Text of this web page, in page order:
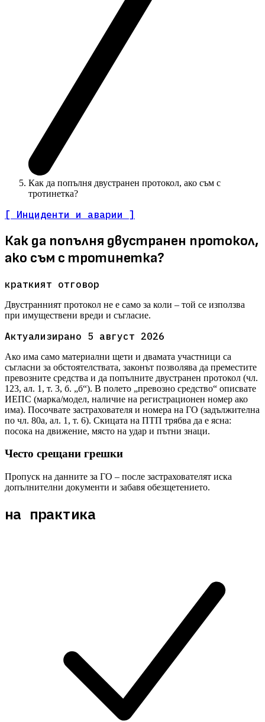
Как да попълня двустранен протокол, ако съм с
тротинетка?
[ Инциденти и аварии ]
Как да попълня двустранен протокол,
ако съм с тротинетка?
краткият отговор
Двустранният протокол не е само за коли – той се използва
при имуществени вреди и съгласие.
Актуализирано 5 август 2026
Ако има само материални щети и двамата участници са
съгласни за обстоятелствата, законът позволява да преместите
превозните средства и да попълните двустранен протокол (чл.
123, ал. 1, т. 3, б. „б“). В полето „превозно средство“ описвате
ИЕПС (марка/модел, наличие на регистрационен номер ако
има). Посочвате застрахователя и номера на ГО (задължителна
по чл. 80а, ал. 1, т. 6). Скицата на ПТП трябва да е ясна:
посока на движение, място на удар и пътни знаци.
Често срещани грешки
Пропуск на данните за ГО – после застрахователят иска
допълнителни документи и забавя обезщетението.
на практика